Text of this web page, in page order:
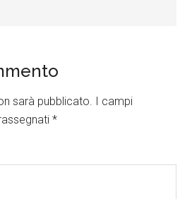
sarà pubblicato. I campi
*